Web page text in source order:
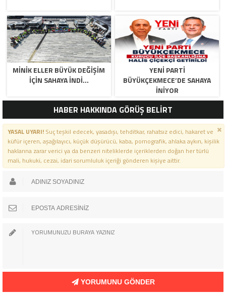
MİNİK ELLER BÜYÜK DEĞİŞİM
İÇİN SAHAYA İNDİ…
YENİ PARTİ
BÜYÜKÇEKMECE’DE SAHAYA
İNİYOR
HABER HAKKINDA GÖRÜŞ BELİRT
YASAL UYARI!Suç teşkil edecek, yasadışı, tehditkar, rahatsız edici, hakaret ve
küfür içeren, aşağılayıcı, küçük düşürücü, kaba, pornografik, ahlaka aykırı, kişilik
haklarına zarar verici ya da benzeri niteliklerde içeriklerden doğan her türlü
mali, hukuki, cezai, idari sorumluluk içeriği gönderen kişiye aittir.
YORUMUNU GÖNDER